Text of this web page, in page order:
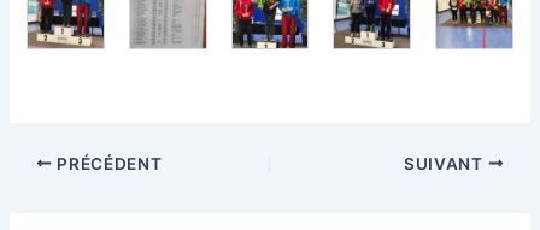
PRÉCÉDENT SUIVANT